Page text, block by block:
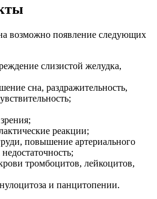
возможно появление следующих
слизистой желудка,
сна, раздражительность,
реакции;
повышение артериального
тромбоцитов, лейкоцитов,
и панцитопении.